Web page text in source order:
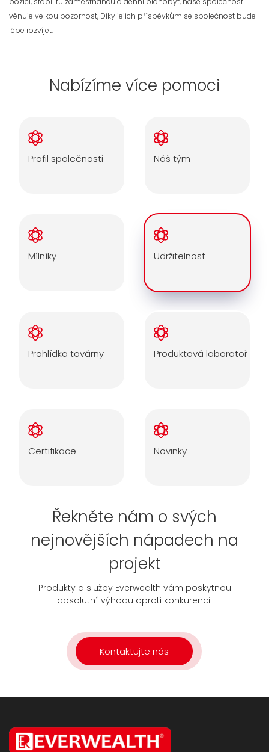
věnuje velkou pozornost, Díky jejich příspěvkům se společnost bude
lépe rozvíjet.
Nabízíme více pomoci
Profil společnosti Náš tým
Mílníky Udržitelnost
Prohlídka továrny Produktová laboratoř
Certifikace Novinky
Řekněte nám o svých
nejnovějších nápadech na
projekt
Produkty a služby Everwealth vám poskytnou
absolutní výhodu oproti konkurenci.
Kontaktujte nás